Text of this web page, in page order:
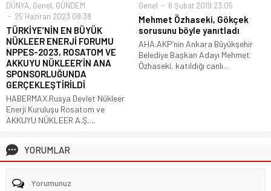
DÜNYA, Genel, GÜNDEM
25 Haziran 2023 08:38
TÜRKİYE’NİN EN BÜYÜK
NÜKLEER ENERJİ FORUMU
NPPES-2023, ROSATOM VE
AKKUYU NÜKLEER’İN ANA
SPONSORLUĞUNDA
GERÇEKLEŞTİRİLDİ
HABERMAX.Rusya Devlet Nükleer
Enerji Kuruluşu Rosatom ve
AKKUYU NÜKLEER A.Ş,...
Genel 6 Şubat 2019 23:05
Mehmet Özhaseki, Gökçek
sorusunu böyle yanıtladı
AHA.AKP’nin Ankara Büyükşehir
Belediye Başkan Adayı Mehmet
Özhaseki, katıldığı canlı...
YORUMLAR